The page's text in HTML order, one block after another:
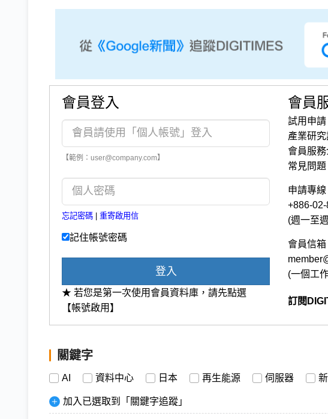
會員登入
【範例：user@company.com】
忘記密碼 重寄啟用信
記住帳號密碼
登入
★ 若您是第一次使用會員資料庫，請先點選
【帳號啟用】
會員
試用申請
產業研
會員服務
常見問題
申請專線
+886-02-
(週一至
會員信箱
(一個工
訂閱
關鍵字
AI 資料中心 日本 再生能源 伺服器
加入已選取到「關鍵字追蹤」